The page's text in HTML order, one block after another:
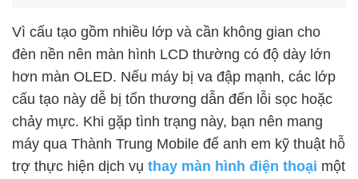
Vì cấu tạo gồm nhiều lớp và cần không gian cho
đèn nền nên màn hình LCD thường có độ dày lớn
hơn màn OLED. Nếu máy bị va đập mạnh, các lớp
cấu tạo này dễ bị tổn thương dẫn đến lỗi sọc hoặc
chảy mực. Khi gặp tình trạng này, bạn nên mang
máy qua Thành Trung Mobile để anh em kỹ thuật hỗ
trợ thực hiện dịch vụ thay màn hình điện thoại một